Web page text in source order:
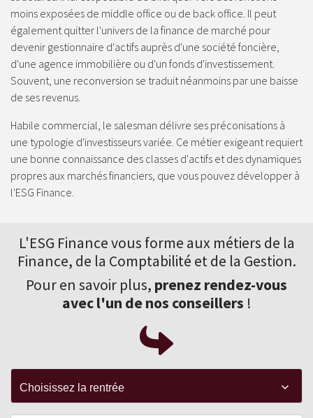
moins exposées de middle office ou de back office. Il peut
également quitter l'univers de la finance de marché pour
devenir gestionnaire d'actifs auprès d'une société foncière,
d'une agence immobilière ou d'un fonds d'investissement.
Souvent, une reconversion se traduit néanmoins par une baisse
de ses revenus.
Habile commercial, le salesman délivre ses préconisations à
une typologie d'investisseurs variée. Ce métier exigeant requiert
une bonne connaissance des classes d'actifs et des dynamiques
propres aux marchés financiers, que vous pouvez développer à
l'ESG Finance.
L'ESG Finance vous forme aux métiers de la
Finance, de la Comptabilité et de la Gestion.
Pour en savoir plus, prenez rendez-vous
avec l'un de nos conseillers !